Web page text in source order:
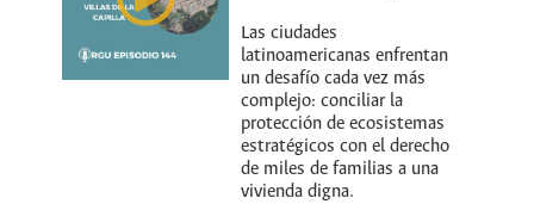
Las ciudades
latinoamericanas enfrentan
un desafío cada vez más
complejo: conciliar la
protección de ecosistemas
estratégicos con el derecho
de miles de familias a una
vivienda digna.